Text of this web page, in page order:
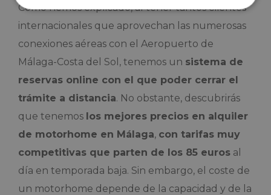
Como hemos explicado, al tener tantos clientes
internacionales que aprovechan las numerosas
conexiones aéreas con el Aeropuerto de
Málaga-Costa del Sol, tenemos un sistema de
reservas online con el que poder cerrar el
trámite a distancia. No obstante, descubrirás
que tenemos los mejores precios en alquiler
de motorhome en Málaga, con tarifas muy
competitivas que parten de los 85 euros al
día en temporada baja. Sin embargo, el coste de
un motorhome depende de la capacidad y de la